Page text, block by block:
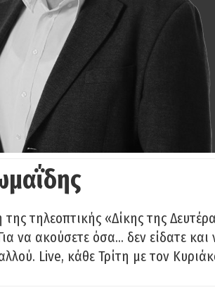
τηλεοπτικής «Δίκης της
να ακούσετε όσα… δεν είδατε και
Live, κάθε Τρίτη με τον